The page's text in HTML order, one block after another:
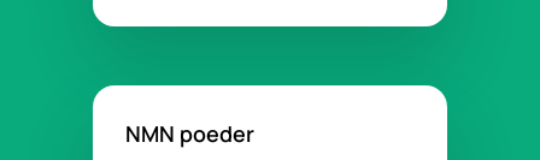
NMN poeder